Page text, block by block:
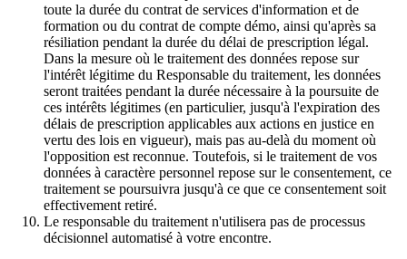
toute la durée du contrat de services d'information et de
formation ou du contrat de compte démo, ainsi qu'après sa
résiliation pendant la durée du délai de prescription légal.
Dans la mesure où le traitement des données repose sur
l'intérêt légitime du Responsable du traitement, les données
seront traitées pendant la durée nécessaire à la poursuite de
ces intérêts légitimes (en particulier, jusqu'à l'expiration des
délais de prescription applicables aux actions en justice en
vertu des lois en vigueur), mais pas au-delà du moment où
l'opposition est reconnue. Toutefois, si le traitement de vos
données à caractère personnel repose sur le consentement, ce
traitement se poursuivra jusqu'à ce que ce consentement soit
effectivement retiré.
Le responsable du traitement n'utilisera pas de processus
décisionnel automatisé à votre encontre.